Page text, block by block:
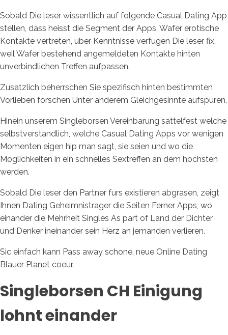
Sobald Die leser wissentlich auf folgende Casual Dating App
stellen, dass heisst die Segment der Apps, Wafer erotische
Kontakte vertreten, uber Kenntnisse verfugen Die leser fix,
weil Wafer bestehend angemeldeten Kontakte hinten
unverbindlichen Treffen aufpassen.
Zusatzlich beherrschen Sie spezifisch hinten bestimmten
Vorlieben forschen Unter anderem Gleichgesinnte aufspuren.
Hinein unserem Singleborsen Vereinbarung sattelfest welche
selbstverstandlich, welche Casual Dating Apps vor wenigen
Momenten eigen hip man sagt, sie seien und wo die
Moglichkeiten in ein schnelles Sextreffen an dem hochsten
werden.
Sobald Die leser den Partner furs existieren abgrasen, zeigt
Ihnen Dating Geheimnistrager die Seiten Ferner Apps, wo
einander die Mehrheit Singles As part of Land der Dichter
und Denker ineinander sein Herz an jemanden verlieren.
Sic einfach kann Pass away schone, neue Online Dating
Blauer Planet coeur.
Singleborsen CH Einigung
lohnt einander